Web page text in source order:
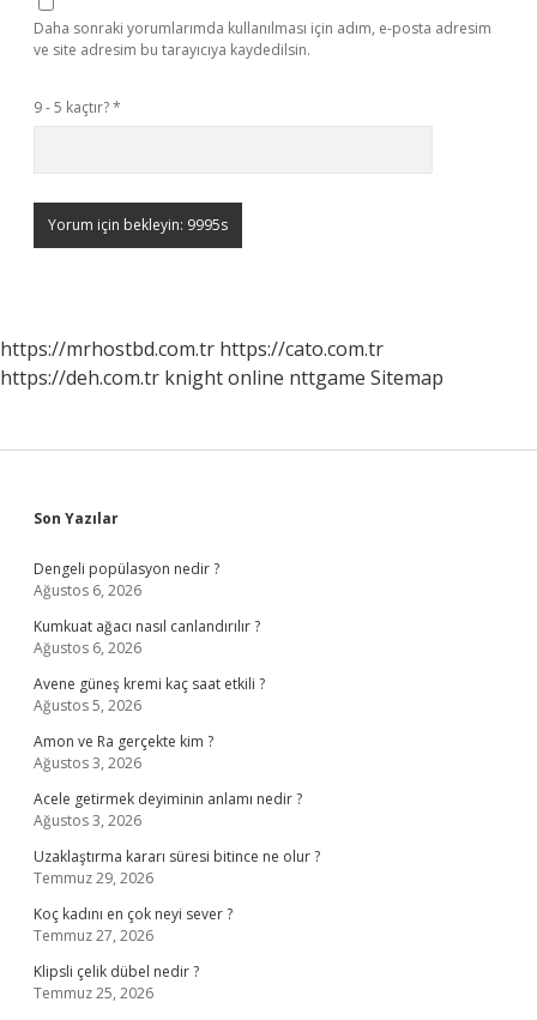
Daha sonraki yorumlarımda kullanılması için adım, e-posta adresim
ve site adresim bu tarayıcıya kaydedilsin.
9 - 5 kaçtır?*
https://mrhostbd.com.tr https://cato.com.tr
https://deh.com.tr knight online nttgame Sitemap
Sidebar
Son Yazılar
Dengeli popülasyon nedir ?
Ağustos 6, 2026
Kumkuat ağacı nasıl canlandırılır ?
Ağustos 6, 2026
Avene güneş kremi kaç saat etkili ?
Ağustos 5, 2026
Amon ve Ra gerçekte kim ?
Ağustos 3, 2026
Acele getirmek deyiminin anlamı nedir ?
Ağustos 3, 2026
Uzaklaştırma kararı süresi bitince ne olur ?
Temmuz 29, 2026
Koç kadını en çok neyi sever ?
Temmuz 27, 2026
Klipsli çelik dübel nedir ?
Temmuz 25, 2026